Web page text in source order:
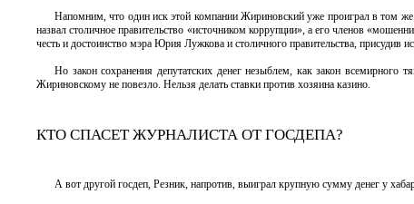
Напомним, что один иск этой компании Жириновский уже проиграл в том
назвал столичное правительство «источником коррупции», а его членов
честь и достоинство мэра Юрия Лужкова и столичного правительства, присудив
Но закон сохранения депутатских денег незыблем, как закон всемирного
Жириновскому не повезло. Нельзя делать ставки против хозяина казино.
КТО СПАСЕТ ЖУРНАЛИСТА ОТ ГОСДЕПА?
А вот другой госдеп, Резник, напротив, выиграл крупную сумму денег у